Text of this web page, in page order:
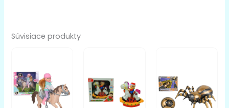
Súvisiace produkty